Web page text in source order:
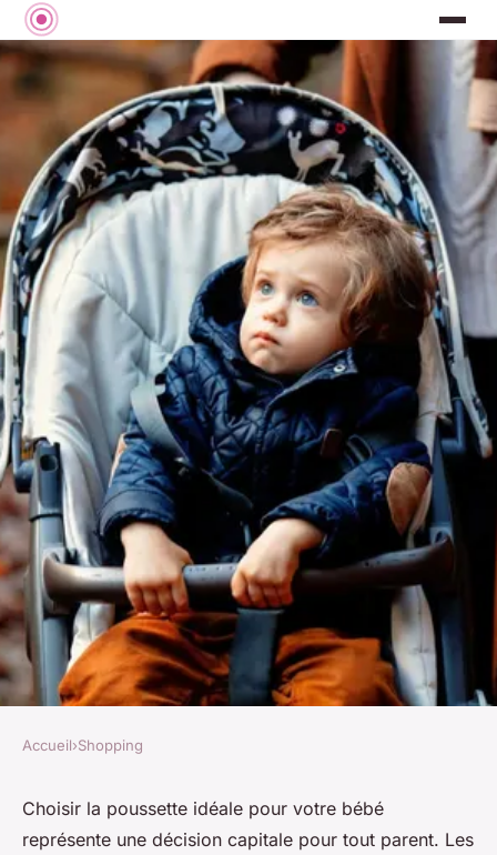
SHOPPING
Poussette trio 3 en 1 : un choix
Accueil›Shopping
Choisir la poussette idéale pour votre bébé
représente une décision capitale pour tout parent. Les